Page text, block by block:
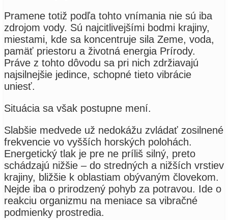
Pramene totiž podľa tohto vnímania nie sú iba
zdrojom vody. Sú najcitlivejšími bodmi krajiny,
miestami, kde sa koncentruje sila Zeme, voda,
pamäť priestoru a životná energia Prírody.
Práve z tohto dôvodu sa pri nich zdržiavajú
najsilnejšie jedince, schopné tieto vibrácie
uniesť.
Situácia sa však postupne mení.
Slabšie medvede už nedokážu zvládať zosilnené
frekvencie vo vyšších horských polohách.
Energetický tlak je pre ne príliš silný, preto
schádzajú nižšie – do stredných a nižších vrstiev
krajiny, bližšie k oblastiam obývaným človekom.
Nejde iba o prirodzený pohyb za potravou. Ide o
reakciu organizmu na meniace sa vibračné
podmienky prostredia.